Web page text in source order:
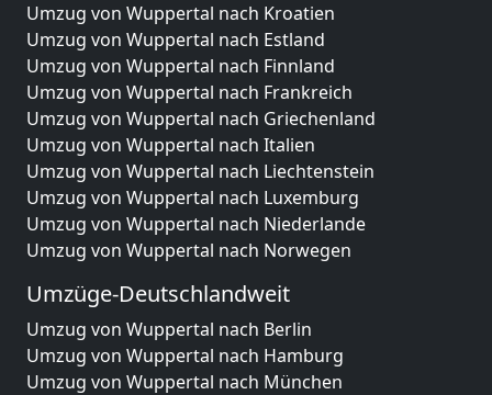
Umzug von Wuppertal nach Kroatien
Umzug von Wuppertal nach Estland
Umzug von Wuppertal nach Finnland
Umzug von Wuppertal nach Frankreich
Umzug von Wuppertal nach Griechenland
Umzug von Wuppertal nach Italien
Umzug von Wuppertal nach Liechtenstein
Umzug von Wuppertal nach Luxemburg
Umzug von Wuppertal nach Niederlande
Umzug von Wuppertal nach Norwegen
Umzüge-Deutschlandweit
Umzug von Wuppertal nach Berlin
Umzug von Wuppertal nach Hamburg
Umzug von Wuppertal nach München